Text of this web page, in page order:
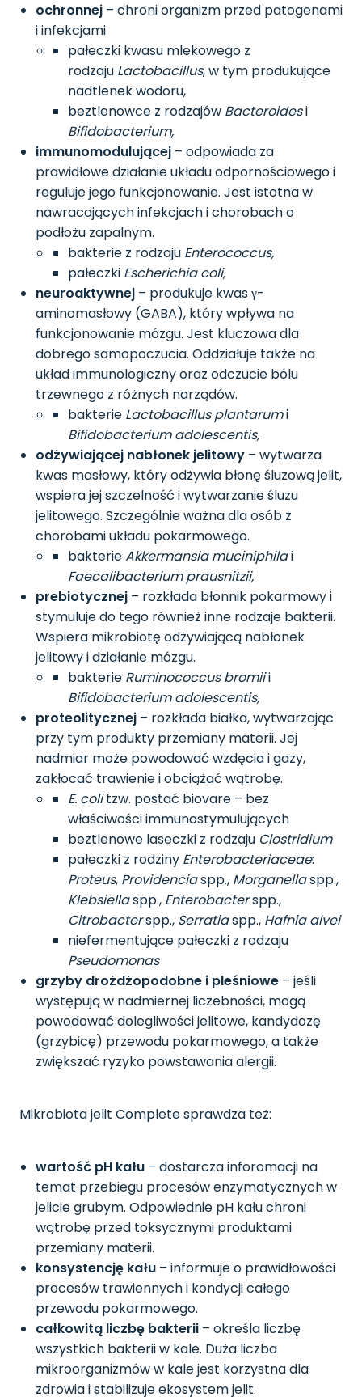
ochronnej – chroni organizm przed patogenami
i infekcjami
pałeczki kwasu mlekowego z
rodzaju Lactobacillus, w tym produkujące
nadtlenek wodoru,
beztlenowce z rodzajów Bacteroidesi
Bifidobacterium,
immunomodulującej – odpowiada za
prawidłowe działanie układu odpornościowego i
reguluje jego funkcjonowanie. Jest istotna w
nawracających infekcjach i chorobach o
podłożu zapalnym.
bakterie z rodzaju Enterococcus,
pałeczki Escherichia coli,
neuroaktywnej – produkuje kwas γ-
aminomasłowy (GABA), który wpływa na
funkcjonowanie mózgu. Jest kluczowa dla
dobrego samopoczucia. Oddziałuje także na
układ immunologiczny oraz odczucie bólu
trzewnego z różnych narządów.
bakterie Lactobacillus plantarumi
Bifidobacterium adolescentis,
odżywiającej nabłonek jelitowy – wytwarza
kwas masłowy, który odżywia błonę śluzową jelit,
wspiera jej szczelność i wytwarzanie śluzu
jelitowego. Szczególnie ważna dla osób z
chorobami układu pokarmowego.
bakterieAkkermansia muciniphilai
Faecalibacterium prausnitzii,
prebiotycznej – rozkłada błonnik pokarmowy i
stymuluje do tego również inne rodzaje bakterii.
Wspiera mikrobiotę odżywiającą nabłonek
jelitowy i działanie mózgu.
bakterie Ruminococcus bromiii
Bifidobacterium adolescentis,
proteolitycznej – rozkłada białka, wytwarzając
przy tym produkty przemiany materii. Jej
nadmiar może powodować wzdęcia i gazy,
zakłocać trawienie i obciążać wątrobę.
E. colitzw. postać biovare – bez
właściwości immunostymulujących
beztlenowe laseczki z rodzaju Clostridium
pałeczki z rodziny Enterobacteriaceae:
Proteus, Providenciaspp., Morganellaspp.,
Klebsiellaspp., Enterobacterspp.,
Citrobacterspp., Serratiaspp., Hafnia alvei
niefermentujące pałeczki z rodzaju
Pseudomonas
grzyby drożdżopodobne i pleśniowe – jeśli
występują w nadmiernej liczebności, mogą
powodować dolegliwości jelitowe, kandydozę
(grzybicę) przewodu pokarmowego, a także
zwiększać ryzyko powstawania alergii.
Mikrobiota jelit Complete sprawdza też:
wartość pH kału – dostarcza inforomacji na
temat przebiegu procesów enzymatycznych w
jelicie grubym. Odpowiednie pH kału chroni
wątrobę przed toksycznymi produktami
przemiany materii.
konsystencję kału – informuje o prawidłowości
procesów trawiennych i kondycji całego
przewodu pokarmowego.
całkowitą liczbę bakterii – określa liczbę
wszystkich bakterii w kale. Duża liczba
mikroorganizmów w kale jest korzystna dla
zdrowia i stabilizuje ekosystem jelit.